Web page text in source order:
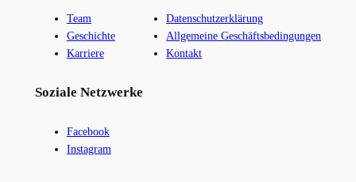
Team
Geschichte
Karriere
Datenschutzerklärung
Allgemeine Geschäftsbedingungen
Kontakt
Soziale Netzwerke
Facebook
Instagram